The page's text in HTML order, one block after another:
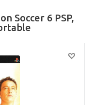
Soccer 6 PSP,